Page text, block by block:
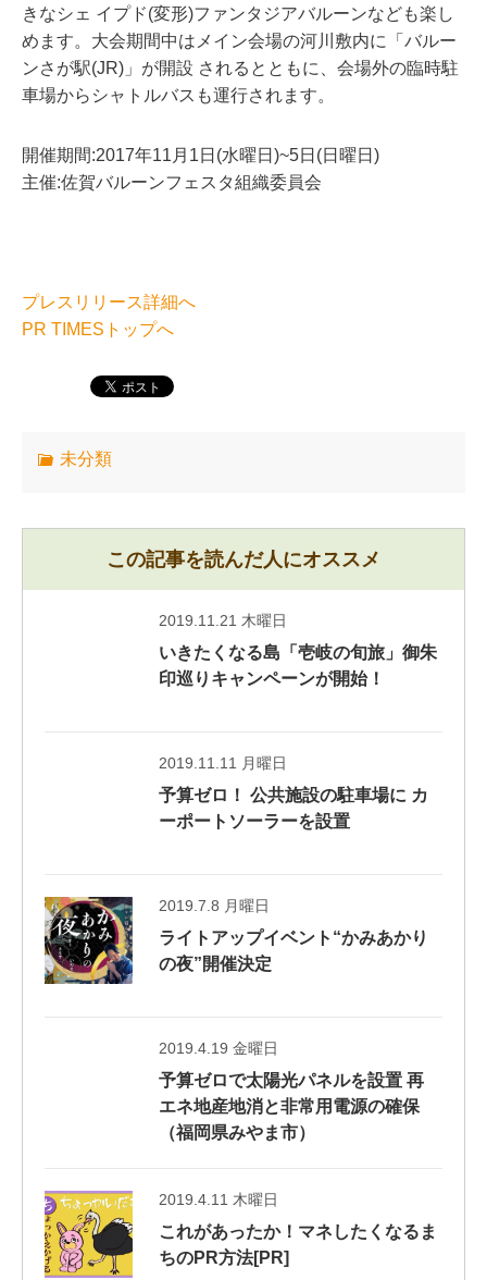
きなシェ イプド(変形)ファンタジアバルーンなども楽し
めます。大会期間中はメイン会場の河川敷内に「バルー
ンさが駅(JR)」が開設 されるとともに、会場外の臨時駐
車場からシャトルバスも運行されます。
開催期間:2017年11月1日(水曜日)~5日(日曜日)
主催:佐賀バルーンフェスタ組織委員会
プレスリリース詳細へ
PR TIMESトップへ
未分類
この記事を読んだ人にオススメ
2019.11.21 木曜日
いきたくなる島「壱岐の旬旅」御朱
印巡りキャンペーンが開始！
2019.11.11 月曜日
予算ゼロ！ 公共施設の駐車場に カ
ーポートソーラーを設置
2019.7.8 月曜日
ライトアップイベント“かみあかり
の夜”開催決定
2019.4.19 金曜日
予算ゼロで太陽光パネルを設置 再
エネ地産地消と非常用電源の確保
（福岡県みやま市）
2019.4.11 木曜日
これがあったか！マネしたくなるま
ちのPR方法[PR]